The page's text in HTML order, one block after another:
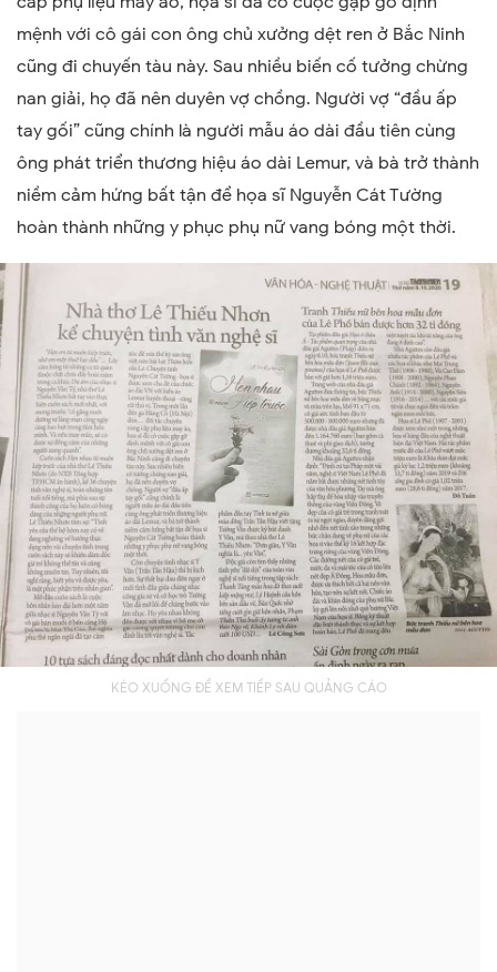
mệnh với cô gái con ông chủ xưởng dệt ren ở Bắc Ninh
cũng đi chuyến tàu này. Sau nhiều biến cố tưởng chừng
nan giải, họ đã nên duyên vợ chồng. Người vợ “đầu ấp
tay gối” cũng chính là người mẫu áo dài đầu tiên cùng
ông phát triển thương hiệu áo dài Lemur, và bà trở thành
niềm cảm hứng bất tận để họa sĩ Nguyễn Cát Tường
hoàn thành những y phục phụ nữ vang bóng một thời.